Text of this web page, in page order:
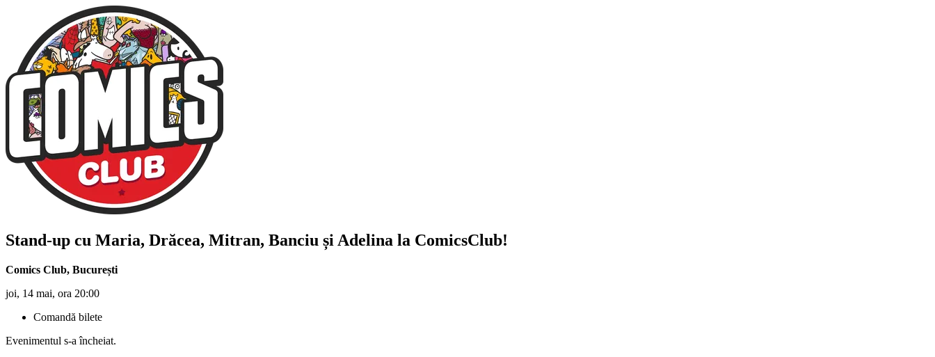
Stand-up cu Maria, Drăcea, Mitran, Banciu și Adelina la ComicsClub!
Comics Club, București
joi, 14 mai, ora 20:00
Comandă bilete
Evenimentul s-a încheiat.